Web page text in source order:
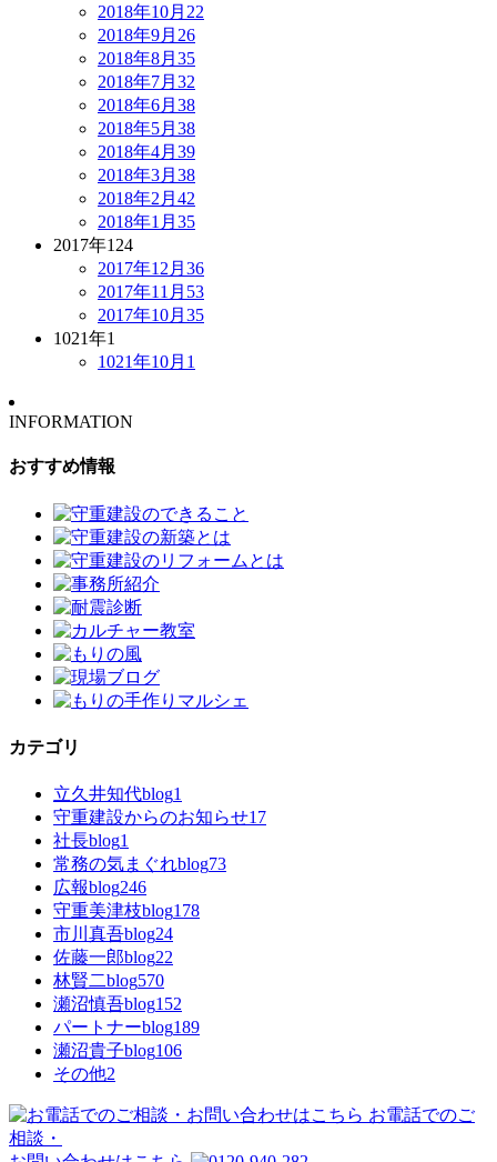
2018年10月 22
2018年9月 26
2018年8月 35
2018年7月 32
2018年6月 38
2018年5月 38
2018年4月 39
2018年3月 38
2018年2月 42
2018年1月 35
2017年124
2017年12月 36
2017年11月 53
2017年10月 35
1021年1
1021年10月 1
INFORMATION
おすすめ情報
カテゴリ
立久井知代blog1
守重建設からのお知らせ17
社長blog1
常務の気まぐれblog73
広報blog246
守重美津枝blog178
市川真吾blog24
佐藤一郎blog22
林賢二blog570
瀬沼慎吾blog152
パートナーblog189
瀬沼貴子blog106
その他2
お電話でのご
相談・